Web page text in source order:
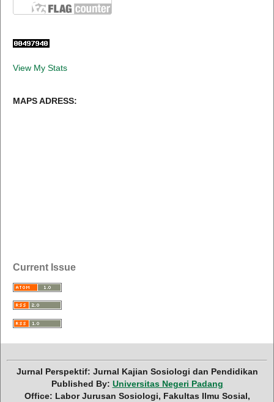
View My Stats
MAPS ADRESS:
Current Issue
Jurnal Perspektif: Jurnal Kajian Sosiologi dan Pendidikan
Published By: Universitas Negeri Padang
Office: Labor Jurusan Sosiologi, Fakultas Ilmu Sosial,